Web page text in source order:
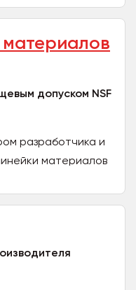
допуском NSF
разработчика и
материалов